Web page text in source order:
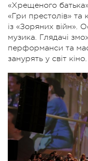
«Хрещеного
«Гри престолів» та
із «Зоряних війн».
музика. Глядачі
перформанси та
занурять у світ кіно.